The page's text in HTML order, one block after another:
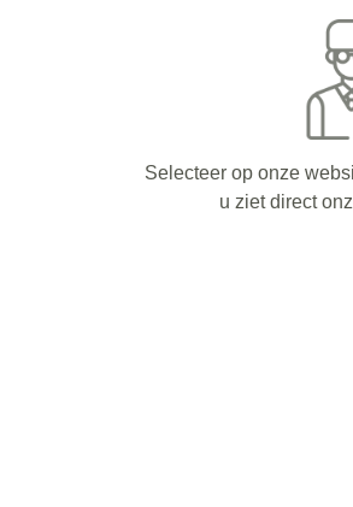
Selecteer op onze
u ziet direct